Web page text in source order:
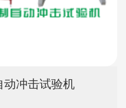
冲击试验机